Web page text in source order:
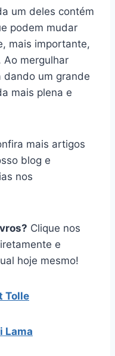
um deles contém
podem mudar
mais importante,
Ao mergulhar
dando um grande
mais plena e
mais artigos
blog e
nos
Clique nos
e
hoje mesmo!
Tolle
Lama